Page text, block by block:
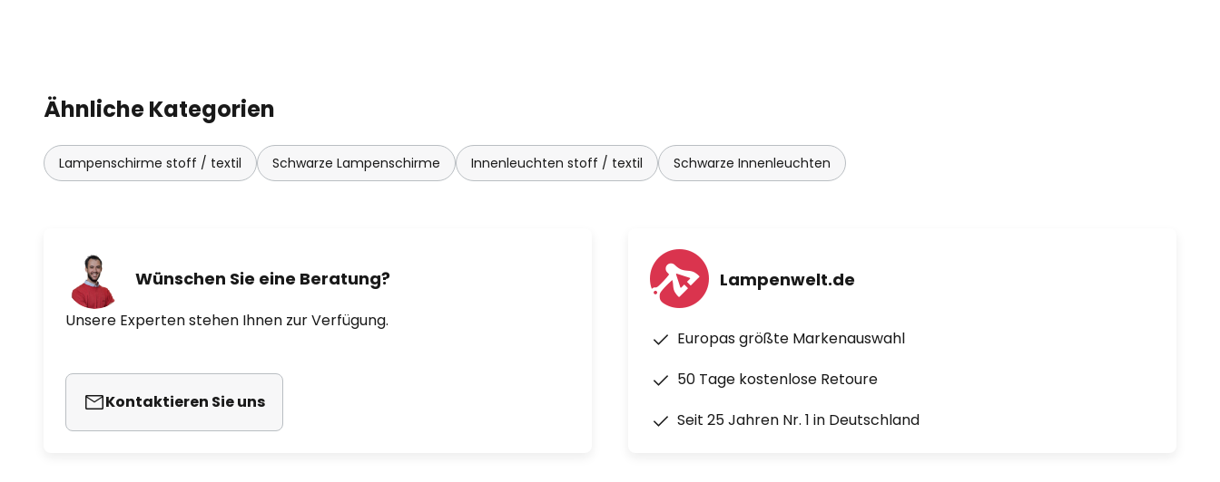
Ähnliche Kategorien
Lampenschirme stoff / textil Schwarze Lampenschirme Innenleuchten stoff / textil Schwarze Innenleuchten
Wünschen Sie eine Beratung?
Unsere Experten stehen Ihnen zur Verfügung.
Kontaktieren Sie uns
Lampenwelt.de
Europas größte Markenauswahl
50 Tage kostenlose Retoure
Seit 25 Jahren Nr. 1 in Deutschland